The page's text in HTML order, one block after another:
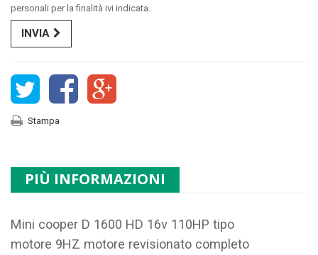
personali per la finalità ivi indicata.
INVIA
Stampa
PIÙ INFORMAZIONI
Mini cooper D 1600 HD 16v 110HP tipo
motore 9HZ motore revisionato completo